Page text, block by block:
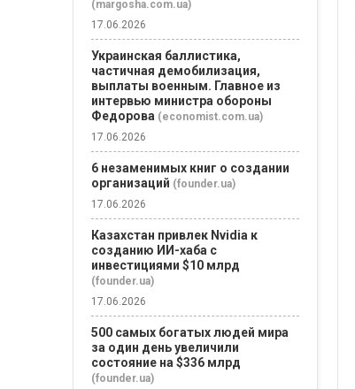
(margosha.com.ua)
17.06.2026
Украинская баллистика,
частичная демобилизация,
выплаты военным. Главное из
интервью министра обороны
Федорова (economist.com.ua)
17.06.2026
6 незаменимых книг о создании
организаций (founder.ua)
17.06.2026
Казахстан привлек Nvidia к
созданию ИИ-хаба с
инвестициями $10 млрд
(founder.ua)
17.06.2026
500 самых богатых людей мира
за один день увеличили
состояние на $336 млрд
(founder.ua)